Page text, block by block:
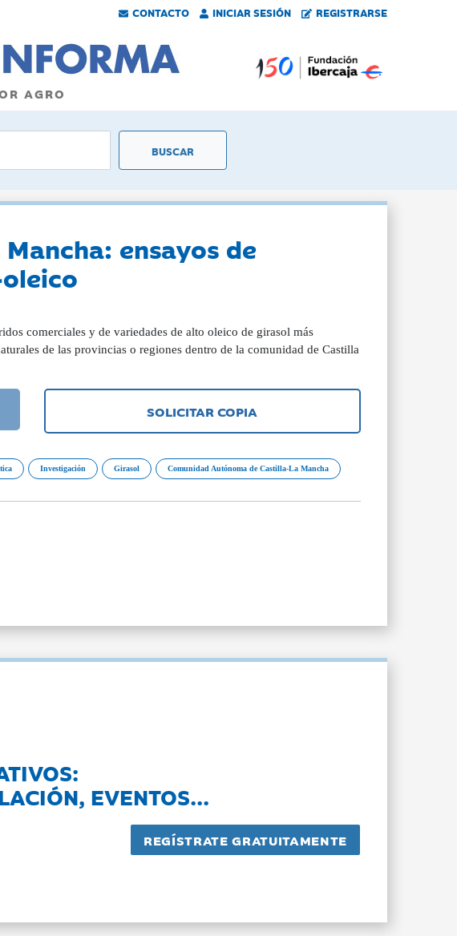
CONTACTO INICIAR SESIÓN REGISTRARSE
AGRO
ensayos de
comerciales y de variedades de alto oleico de girasol más
de las provincias o regiones dentro de la comunidad de Castilla
SOLICITAR COPIA
Investigación Girasol Comunidad Autónoma de Castilla-La Mancha
EVENTOS...